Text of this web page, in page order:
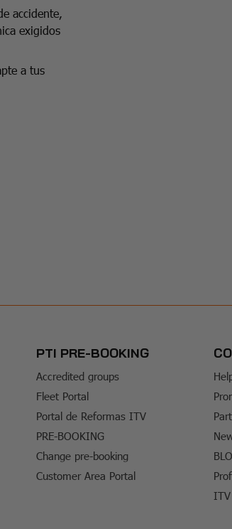
accidente,
exigidos
a tus
PTI PRE-BOOKING
Accredited groups
Fleet Portal
Portal de Reformas ITV
PRE-BOOKING
Change pre-booking
Customer Area Portal